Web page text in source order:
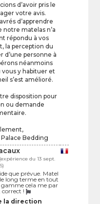
d’avoir pris le
votre avis.
d’apprendre
matelas n’a
répondu à vos
la perception du
d’une personne à
néanmoins
vous y habituer et
s’est amélioré.
disposition pour
ou demande
Bedding
du 13 sept.
que prévue. Matel
long terme en tout
gamme cela me par
!
la direction